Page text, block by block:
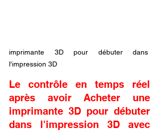
imprimante 3D pour débuter dans
l'impression 3D
Le contrôle en temps réel
après avoir Acheter une
imprimante 3D pour débuter
dans l'impression 3D avec